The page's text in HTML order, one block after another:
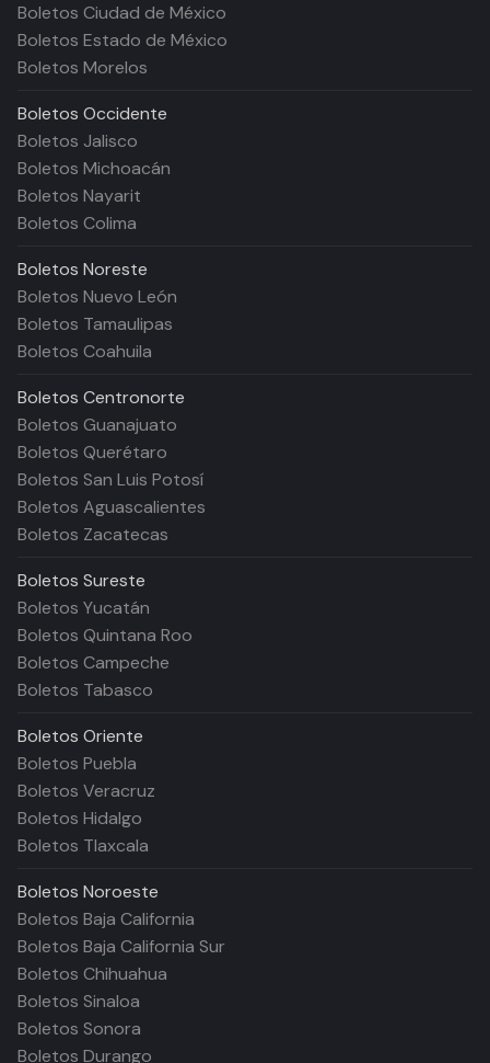
Boletos Ciudad de México
Boletos Estado de México
Boletos Morelos
Boletos Occidente
Boletos Jalisco
Boletos Michoacán
Boletos Nayarit
Boletos Colima
Boletos Noreste
Boletos Nuevo León
Boletos Tamaulipas
Boletos Coahuila
Boletos Centronorte
Boletos Guanajuato
Boletos Querétaro
Boletos San Luis Potosí
Boletos Aguascalientes
Boletos Zacatecas
Boletos Sureste
Boletos Yucatán
Boletos Quintana Roo
Boletos Campeche
Boletos Tabasco
Boletos Oriente
Boletos Puebla
Boletos Veracruz
Boletos Hidalgo
Boletos Tlaxcala
Boletos Noroeste
Boletos Baja California
Boletos Baja California Sur
Boletos Chihuahua
Boletos Sinaloa
Boletos Sonora
Boletos Durango